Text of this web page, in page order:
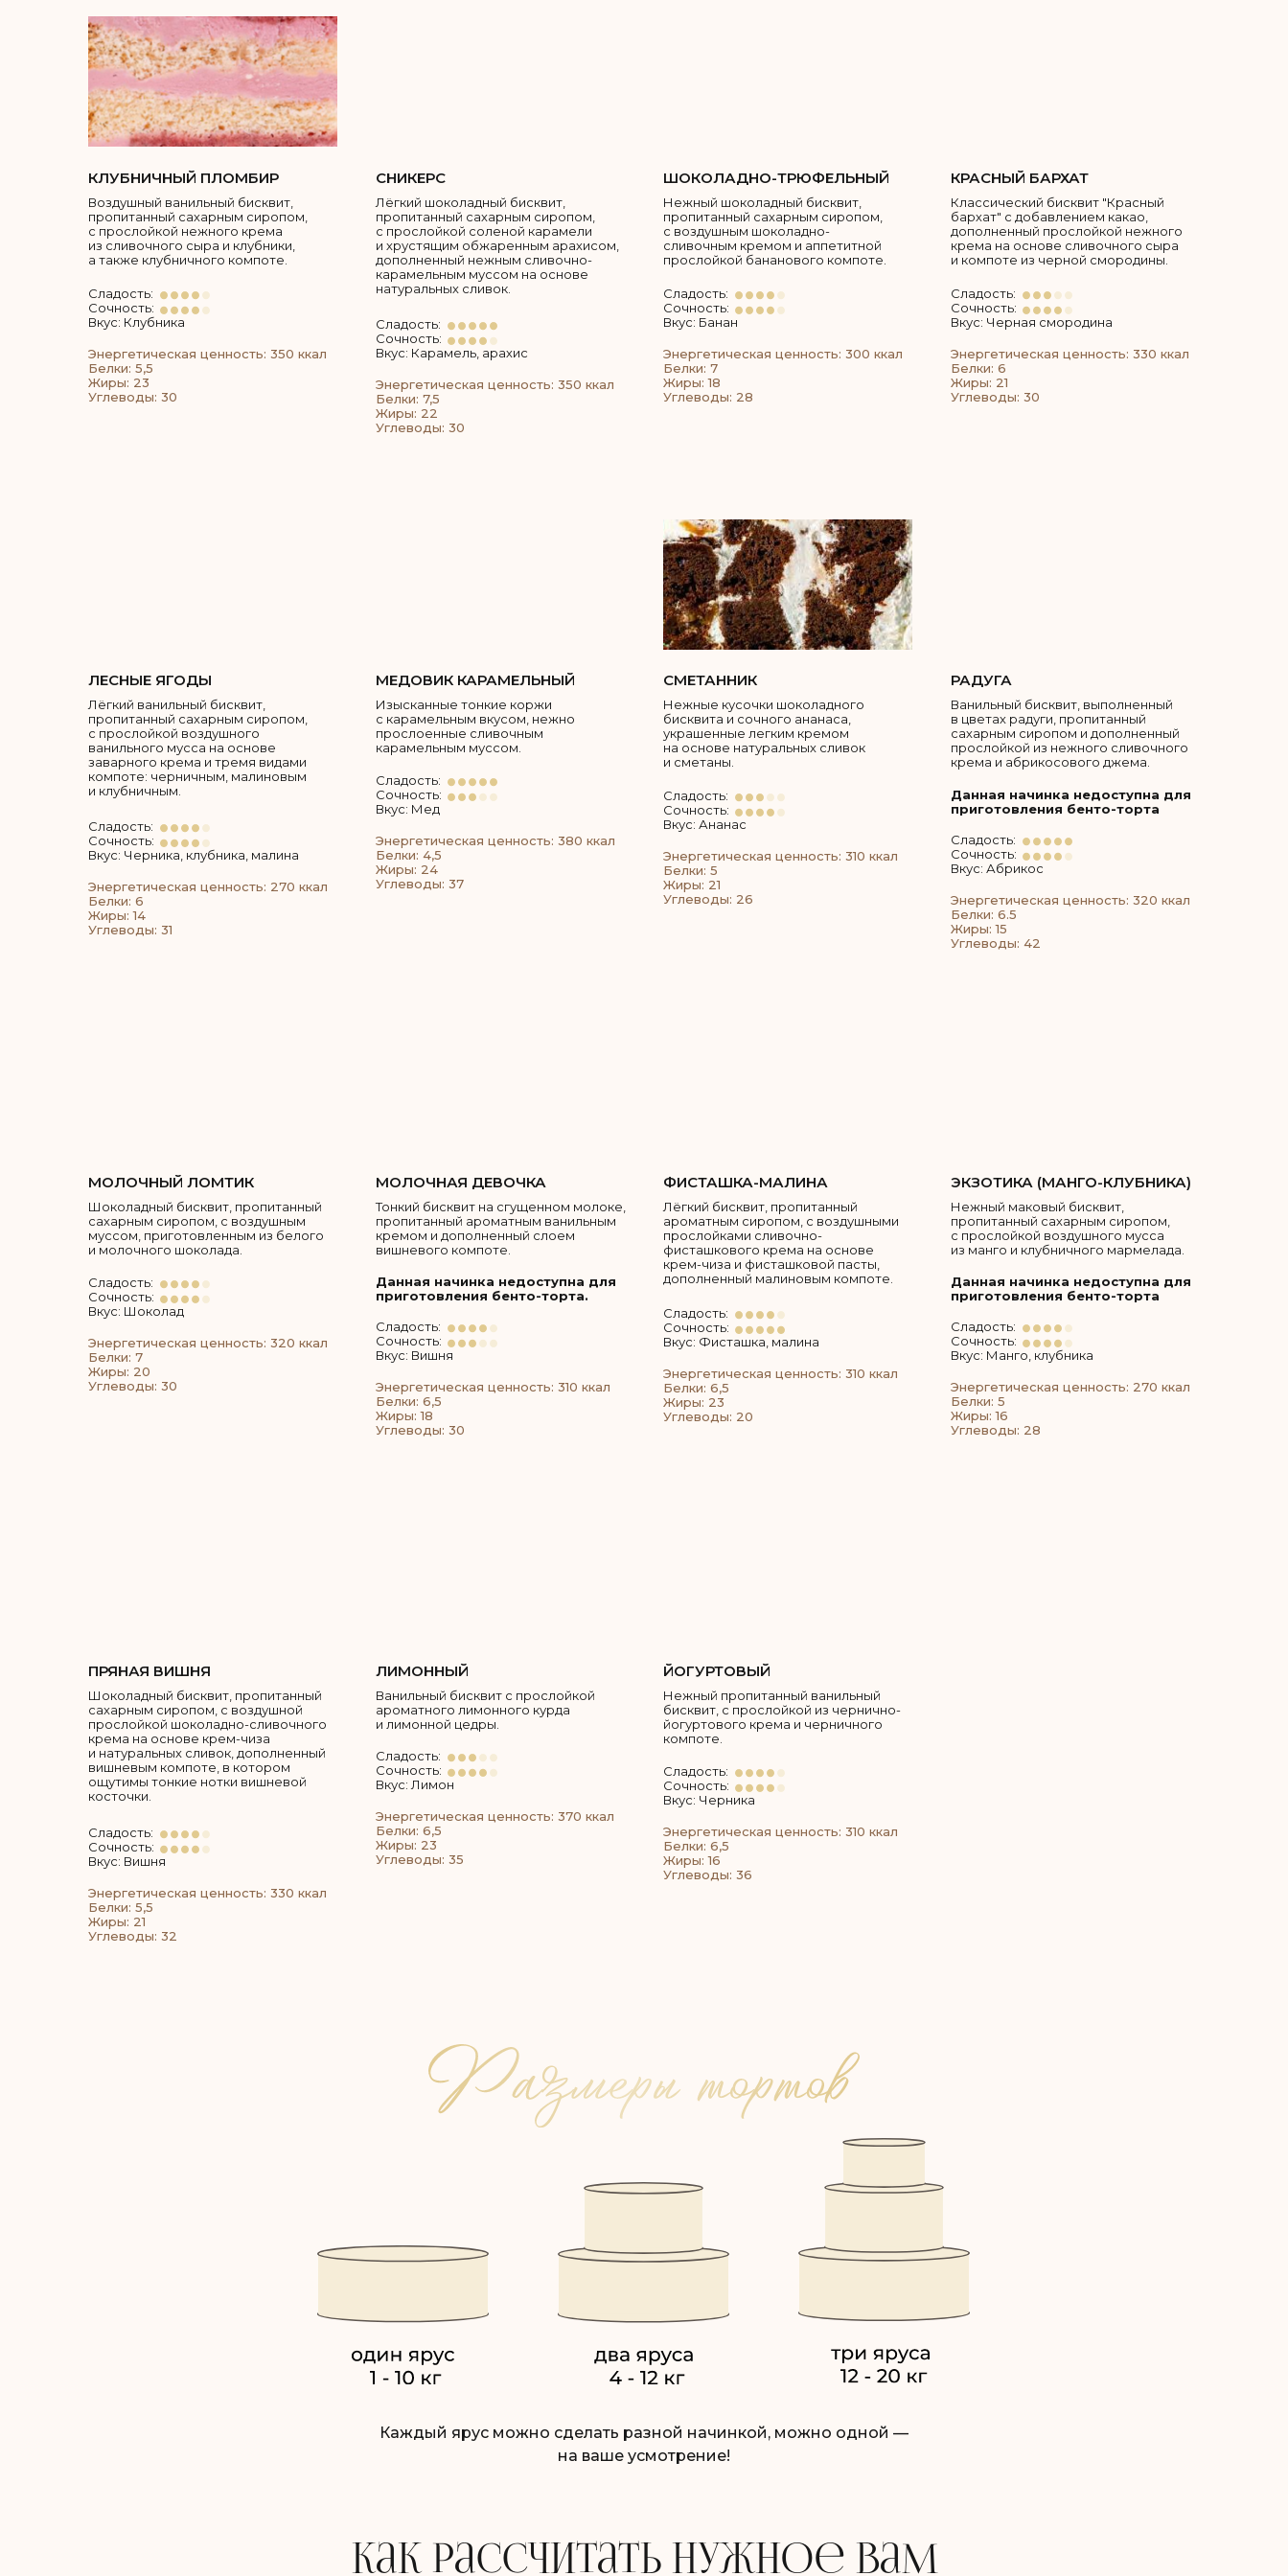
КЛУБНИЧНЫЙ ПЛОМБИР
Воздушный ванильный бисквит,
пропитанный сахарным сиропом,
с прослойкой нежного крема
из сливочного сыра и клубники,
а также клубничного компоте.
Энергетическая ценность: 350 ккал
Белки: 5,5
Жиры: 23
Углеводы: 30
Энергетическая ценность: 350 ккал
Белки: 7,5
Жиры: 22
Углеводы: 30
Лёгкий шоколадный бисквит,
пропитанный сахарным сиропом,
с прослойкой соленой карамели
и хрустящим обжаренным арахисом,
дополненный нежным сливочно-
карамельным муссом на основе
натуральных сливок.
СНИКЕРС
Нежный шоколадный бисквит,
пропитанный сахарным сиропом,
с воздушным шоколадно-
сливочным кремом и аппетитной
прослойкой бананового компоте.
Энергетическая ценность: 300 ккал
Белки: 7
Жиры: 18
Углеводы: 28
Энергетическая ценность: 330 ккал
Белки: 6
Жиры: 21
Углеводы: 30
Классический бисквит "Красный
бархат" с добавлением какао,
дополненный прослойкой нежного
крема на основе сливочного сыра
и компоте из черной смородины.
ШОКОЛАДНО-ТРЮФЕЛЬНЫЙ КРАСНЫЙ БАРХАТ
Ванильный бисквит, выполненный
в цветах радуги, пропитанный
сахарным сиропом и дополненный
прослойкой из нежного сливочного
крема и абрикосового джема.
Энергетическая ценность: 310 ккал
Белки: 5
Жиры: 21
Углеводы: 26
Нежные кусочки шоколадного
бисквита и сочного ананаса,
украшенные легким кремом
на основе натуральных сливок
и сметаны.
РАДУГА
СМЕТАННИК
Изысканные тонкие коржи
с карамельным вкусом, нежно
прослоенные сливочным
карамельным муссом.
Энергетическая ценность: 380 ккал
Белки: 4,5
Жиры: 24
Углеводы: 37
Энергетическая ценность: 270 ккал
Белки: 6
Жиры: 14
Углеводы: 31
Лёгкий ванильный бисквит,
пропитанный сахарным сиропом,
с прослойкой воздушного
ванильного мусса на основе
заварного крема и тремя видами
компоте: черничным, малиновым
и клубничным.
МЕДОВИК КАРАМЕЛЬНЫЙ
ЛЕСНЫЕ ЯГОДЫ
Энергетическая ценность: 320 ккал
Белки: 7
Жиры: 20
Углеводы: 30
Энергетическая ценность: 310 ккал
Белки: 6,5
Жиры: 18
Углеводы: 30
Тонкий бисквит на сгущенном молоке,
пропитанный ароматным ванильным
кремом и дополненный слоем
вишневого компоте.
МОЛОЧНЫЙ ЛОМТИК МОЛОЧНАЯ ДЕВОЧКА ФИСТАШКА-МАЛИНА
Лёгкий бисквит, пропитанный
ароматным сиропом, с воздушными
прослойками сливочно-
фисташкового крема на основе
крем-чиза и фисташковой пасты,
дополненный малиновым компоте.
Энергетическая ценность: 310 ккал
Белки: 6,5
Жиры: 23
Углеводы: 20
Энергетическая ценность: 270 ккал
Белки: 5
Жиры: 16
Углеводы: 28
Нежный маковый бисквит,
пропитанный сахарным сиропом,
с прослойкой воздушного мусса
из манго и клубничного мармелада.
Шоколадный бисквит, пропитанный
сахарным сиропом, с воздушным
муссом, приготовленным из белого
и молочного шоколада.
Данная начинка недоступна для
приготовления бенто-торта.
Данная начинка недоступна для
приготовления бенто-торта
Данная начинка недоступна для
приготовления бенто-торта
Энергетическая ценность: 320 ккал
Белки: 6.5
Жиры: 15
Углеводы: 42
ЭКЗОТИКА (МАНГО-КЛУБНИКА)
Энергетическая ценность: 310 ккал
Белки: 6,5
Жиры: 16
Углеводы: 36
Нежный пропитанный ванильный
бисквит, с прослойкой из чернично-
йогуртового крема и черничного
компоте.
ЙОГУРТОВЫЙ
Энергетическая ценность: 370 ккал
Белки: 6,5
Жиры: 23
Углеводы: 35
Ванильный бисквит с прослойкой
ароматного лимонного курда
и лимонной цедры.
ЛИМОННЫЙ
Энергетическая ценность: 330 ккал
Белки: 5,5
Жиры: 21
Углеводы: 32
Шоколадный бисквит, пропитанный
сахарным сиропом, с воздушной
прослойкой шоколадно-сливочного
крема на основе крем-чиза
и натуральных сливок, дополненный
вишневым компоте, в котором
ощутимы тонкие нотки вишневой
косточки.
ПРЯНАЯ ВИШНЯ
Сладость:
Сочность:
Вкус: Черника
Сладость:
Сочность:
Вкус: Лимон
Сладость:
Сочность:
Вкус: Вишня
Сладость:
Сочность:
Вкус: Манго, клубника
Сладость:
Сочность:
Вкус: Фисташка, малина
Сладость:
Сочность:
Вкус: Вишня
Сладость:
Сочность:
Вкус: Шоколад
Сладость:
Сочность:
Вкус: Абрикос
Сладость:
Сочность:
Вкус: Ананас
Сладость:
Сочность:
Вкус: Мед
Сладость:
Сочность:
Вкус: Черника, клубника, малина
Сладость:
Сочность:
Вкус: Черная смородина
Сладость:
Сочность:
Вкус: Банан
Сладость:
Сочность:
Вкус: Карамель, арахис
Сладость:
Сочность:
Вкус: Клубника
Каждый ярус можно сделать разной начинкой, можно одной —
на ваше усмотрение!
Как рассчитать нужное вам